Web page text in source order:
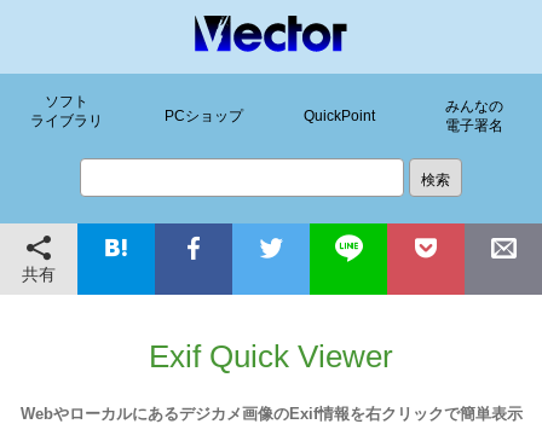
ソフト
ライブラリ
PCショップ QuickPoint
みんなの
電子署名
共有
Exif Quick Viewer
Webやローカルにあるデジカメ画像のExif情報を右クリックで簡単表示